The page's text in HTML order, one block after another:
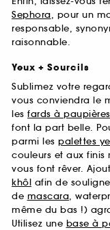
Sephora, pour un
responsable,
raisonnable.
Yeux + Sourcils
Sublimez votre
vous conviendra le
les fards à paupières
font la part belle.
parmi les palettes
couleurs et aux finis
vous font rêver.
khôl afin de
de mascara,
même du bas !)
Utilisez une base à